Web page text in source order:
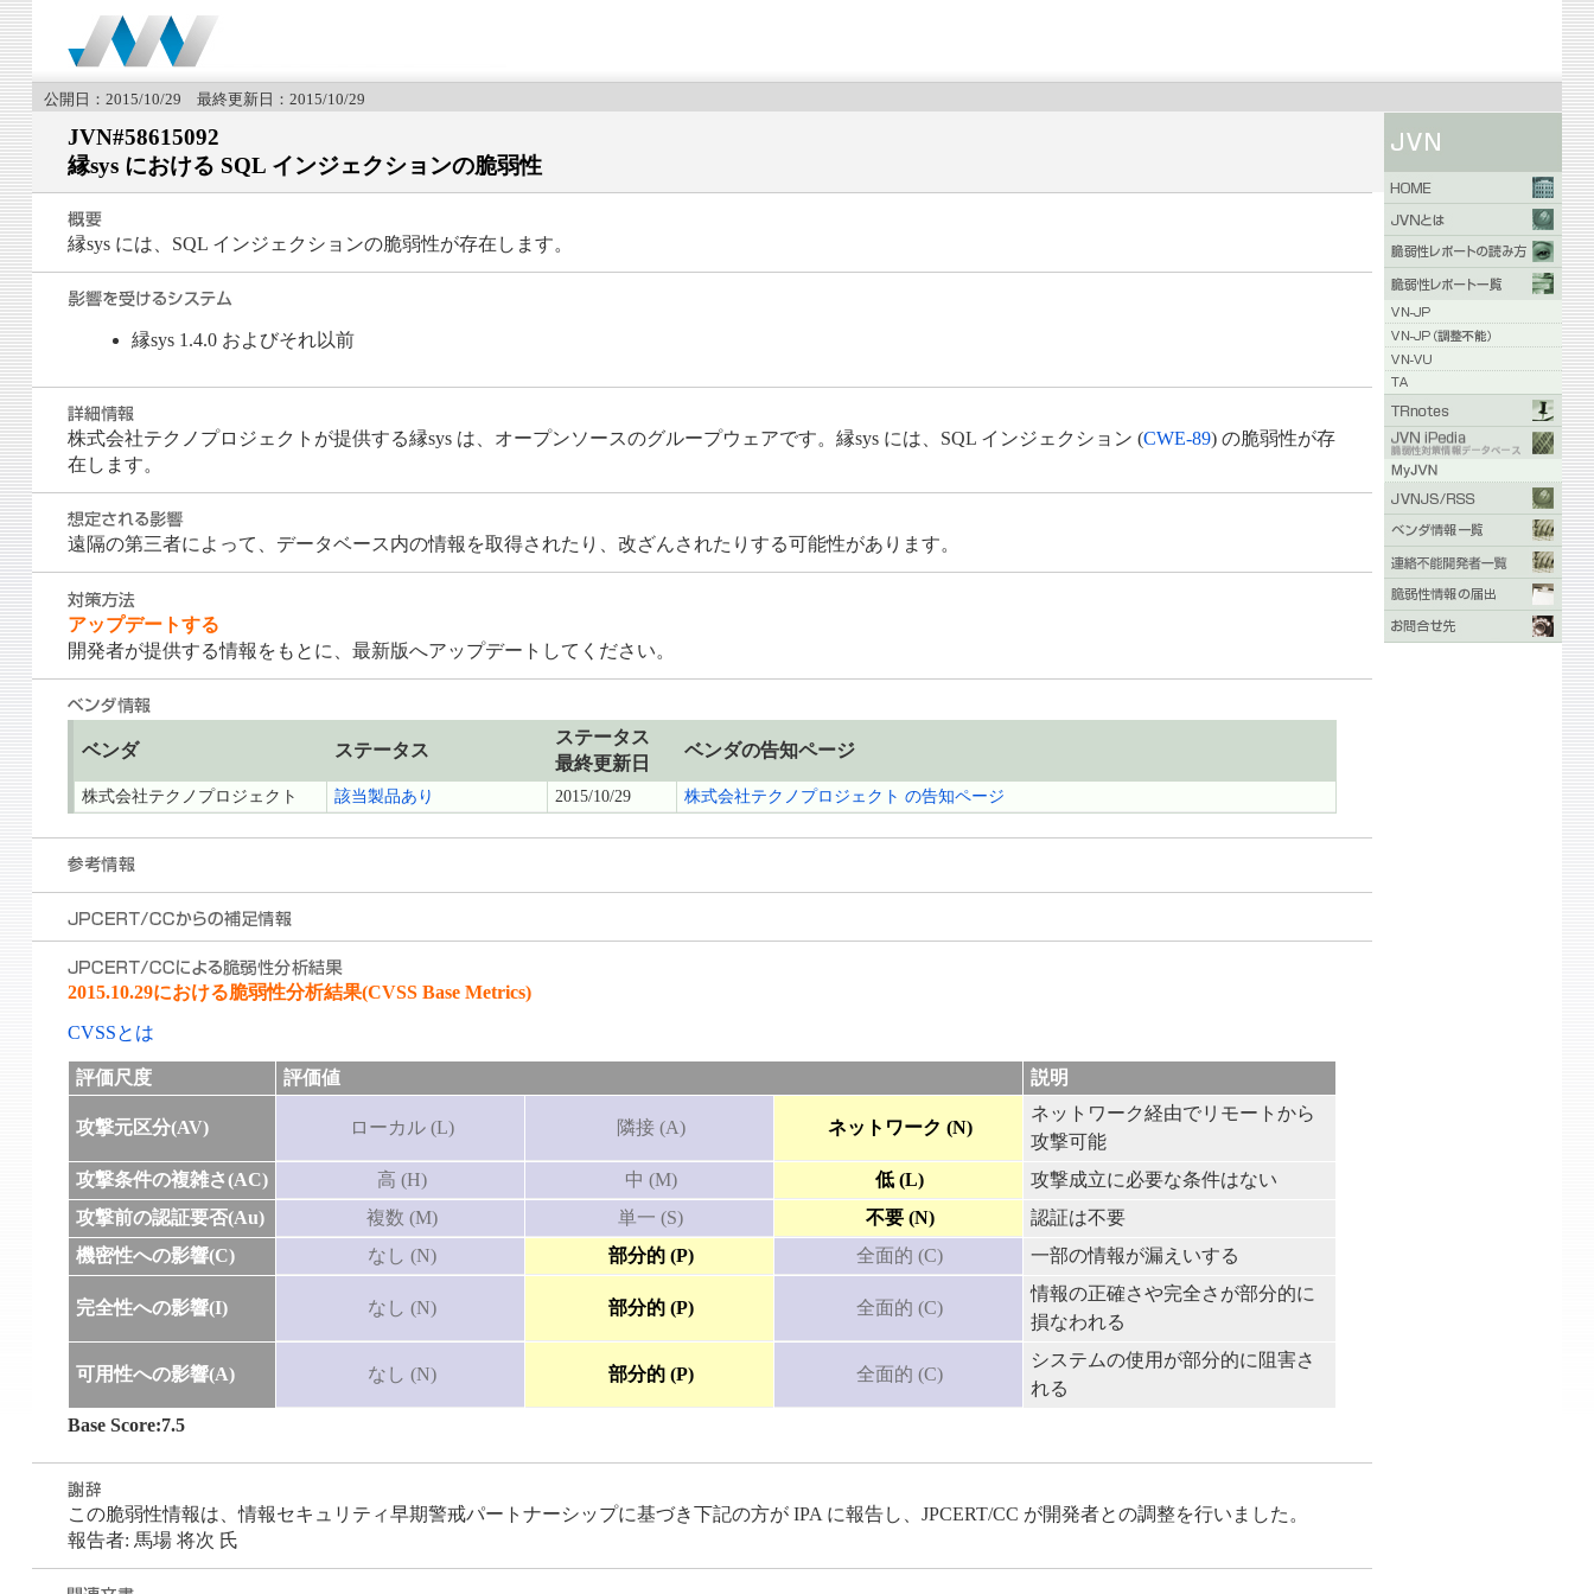
公開日：2015/10/29 最終更新日：2015/10/29
JVN#58615092
縁sys における SQL インジェクションの脆弱性
縁sys には、SQL インジェクションの脆弱性が存在します。
縁sys 1.4.0 およびそれ以前
株式会社テクノプロジェクトが提供する縁sys は、オープンソースのグループウェアです。縁sys には、SQL インジェクション (CWE-89) の脆弱性が存
在します。
遠隔の第三者によって、データベース内の情報を取得されたり、改ざんされたりする可能性があります。
アップデートする
開発者が提供する情報をもとに、最新版へアップデートしてください。
ベンダ ステータス
ステータス
最終更新日
ベンダの告知ページ
株式会社テクノプロジェクト 該当製品あり 2015/10/29 株式会社テクノプロジェクト の告知ページ
2015.10.29における脆弱性分析結果(CVSS Base Metrics)
CVSSとは
評価尺度 評価値 説明
攻撃元区分(AV) ローカル (L) 隣接 (A) ネットワーク (N)
ネットワーク経由でリモートから
攻撃可能
攻撃条件の複雑さ(AC)
高 (H) 中 (M) 低 (L)
攻撃成立に必要な条件はない
攻撃前の認証要否(Au)
複数 (M) 単一 (S) 不要 (N)
認証は不要
機密性への影響(C)
なし (N) 部分的 (P) 全面的 (C) 一部の情報が漏えいする
完全性への影響(I) なし (N) 部分的 (P) 全面的 (C)
情報の正確さや完全さが部分的に
損なわれる
可用性への影響(A) なし (N) 部分的 (P) 全面的 (C)
システムの使用が部分的に阻害さ
れる
Base Score:7.5
この脆弱性情報は、情報セキュリティ早期警戒パートナーシップに基づき下記の方が IPA に報告し、JPCERT/CC が開発者との調整を行いました。
報告者: 馬場 将次 氏